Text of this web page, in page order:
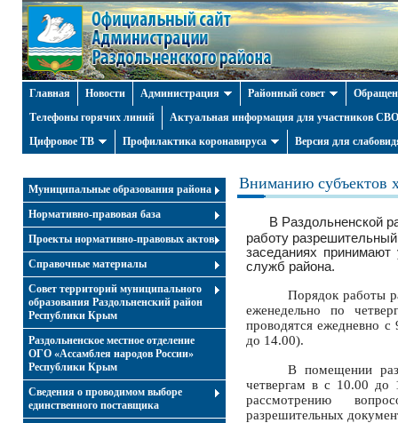
Главная Новости Администрация Районный совет
Телефоны горячих линий
Актуальная информация для участников СВО
Цифровое ТВ
Профилактика коронавируса Версия для
Муниципальные образования района
Нормативно-правовая база
Проекты нормативно-правовых актов
Справочные материалы
Совет территорий муниципального
образования Раздольненский район
Республики Крым
Раздольненское местное отделение
ОГО «Ассамблея народов России»
Республики Крым
Cведения о проводимом выборе
единственного поставщика
Вниманию субъектов
В Раздольненской
работу
заседаниях принимают
служб района.
Порядок работы
еженедельно по
проводятся ежедневно
до 14.00).
В помещении
четвергам в с 10.00 до
рассмотрению
разрешительных